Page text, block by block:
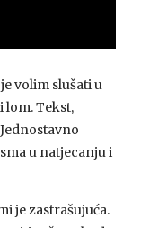
volim slušati u
lom. Tekst,
u natjecanju i
je zastrašujuća.